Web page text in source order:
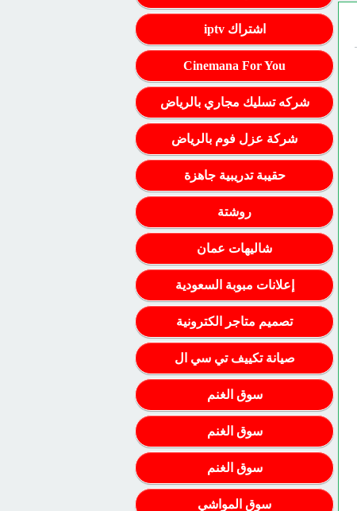
اشتراك iptv
Cinemana For You
شركه تسليك مجاري بالرياض
شركة عزل فوم بالرياض
حقيبة تدريبية جاهزة
روشتة
شاليهات عمان
إعلانات مبوبة السعودية
تصميم متاجر الكترونية
صيانة تكييف تي سي ال
سوق الغنم
سوق الغنم
سوق الغنم
سوق المواشي